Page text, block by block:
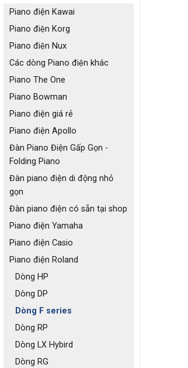
Piano điện Kawai
Piano điện Korg
Piano điện Nux
Các dòng Piano điện khác
Piano The One
Piano Bowman
Piano điện giá rẻ
Piano điện Apollo
Đàn Piano Điện Gấp Gọn -
Folding Piano
Đàn piano điện di động nhỏ
gọn
Đàn piano điện có sẵn tại shop
Piano điện Yamaha
Piano điện Casio
Piano điện Roland
Dòng HP
Dòng DP
Dòng F series
Dòng RP
Dòng LX Hybird
Dòng RG